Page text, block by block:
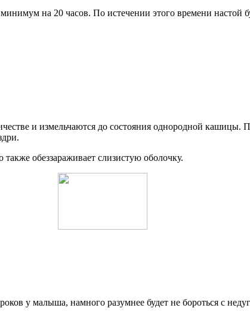
на 20 часов. По истечении этого времени настой
и измельчаются до состояния однородной кашицы.
обеззараживает слизистую оболочку.
у малыша, намного разумнее будет не бороться с